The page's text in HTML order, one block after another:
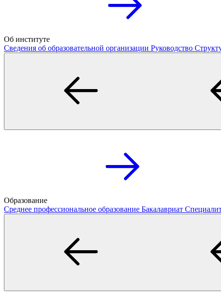
Об институте
Сведения об образовательной организации Руководство
Образование
Среднее профессиональное образование Бакалавриат